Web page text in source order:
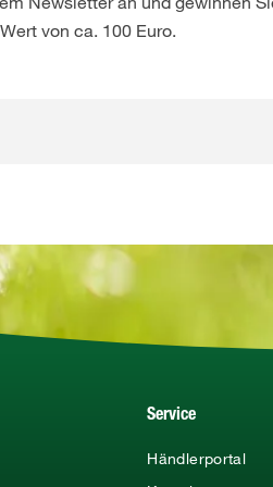
von ca. 100 Euro.
Service
Händlerportal